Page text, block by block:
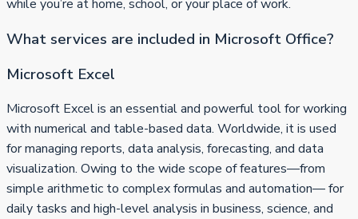
while you’re at home, school, or your place of work.
What services are included in Microsoft Office?
Microsoft Excel
Microsoft Excel is an essential and powerful tool for working
with numerical and table-based data. Worldwide, it is used
for managing reports, data analysis, forecasting, and data
visualization. Owing to the wide scope of features—from
simple arithmetic to complex formulas and automation— for
daily tasks and high-level analysis in business, science, and